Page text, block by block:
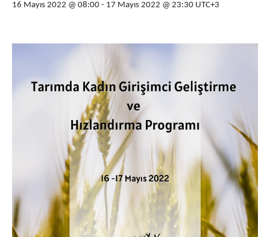
16 Mayıs 2022 @ 08:00 - 17 Mayıs 2022 @ 23:30 UTC+3